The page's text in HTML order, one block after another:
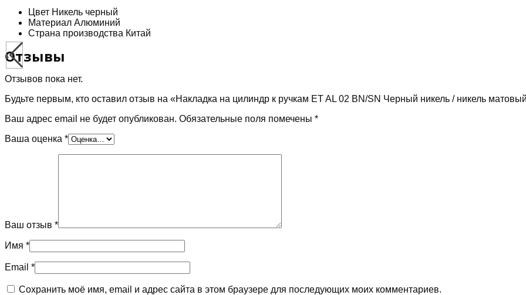
Черный
никель
никель
матовый
Цвет Никель черный
Материал Алюминий
Страна производства Китай
Отзывы
Отзывов пока нет.
Будьте первым, кто оставил отзыв на «Накладка на цилиндр к ручкам ET AL 02 BN/SN Черный никель / никель
Ваш адрес email не будет опубликован. Обязательные поля помечены *
Ваша оценка *
Ваш отзыв *
Имя *
Email *
Сохранить моё имя, email и адрес сайта в этом браузере для последующих моих комментариев.